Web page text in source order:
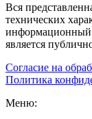
Вся
технических
информационный
является
Согласие на
Политика
Меню: